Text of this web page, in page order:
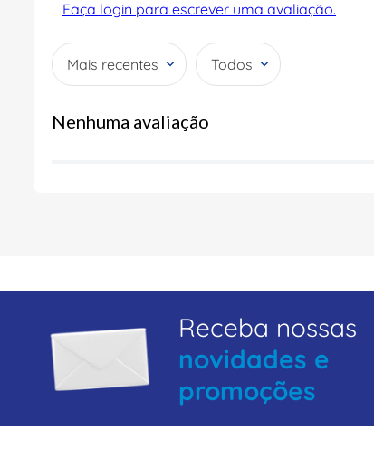
Faça login para escrever uma avaliação.
Mais recentes Todos
Nenhuma avaliação
Receba nossas
novidades e
promoções